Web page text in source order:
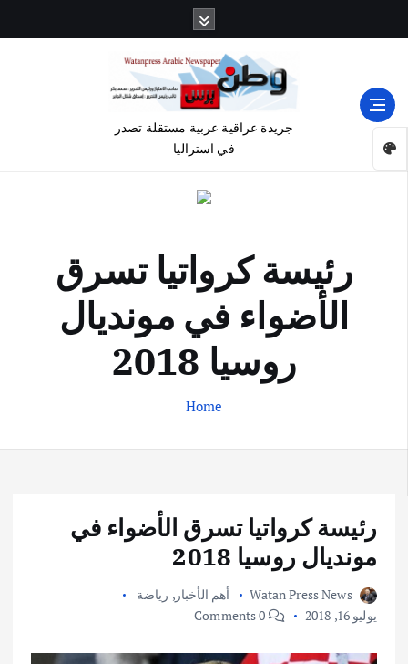
جريدة عراقية عربية مستقلة تصدر
في استراليا
رئيسة كرواتيا تسرق
الأضواء في مونديال
روسيا 2018
Home
رئيسة كرواتيا تسرق الأضواء في
مونديال روسيا 2018
Watan Press News أهم الأخبار, رياضة
يوليو 16, 2018